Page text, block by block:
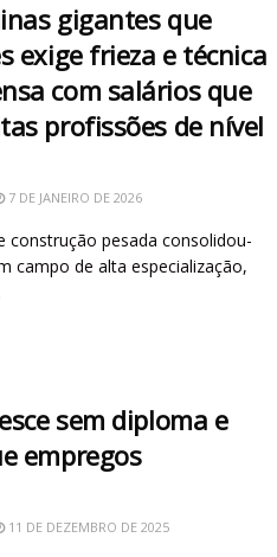
gigantes que
exige frieza e técnica
com salários que
profissões de nível
7 DE JANEIRO DE 2026
construção pesada consolidou-
campo de alta especialização,
sem diploma e
empregos
11 DE DEZEMBRO DE 2025